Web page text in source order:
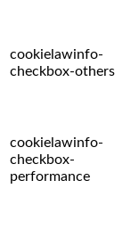
cookielawinfo-
checkbox-others
cookielawinfo-
checkbox-
performance